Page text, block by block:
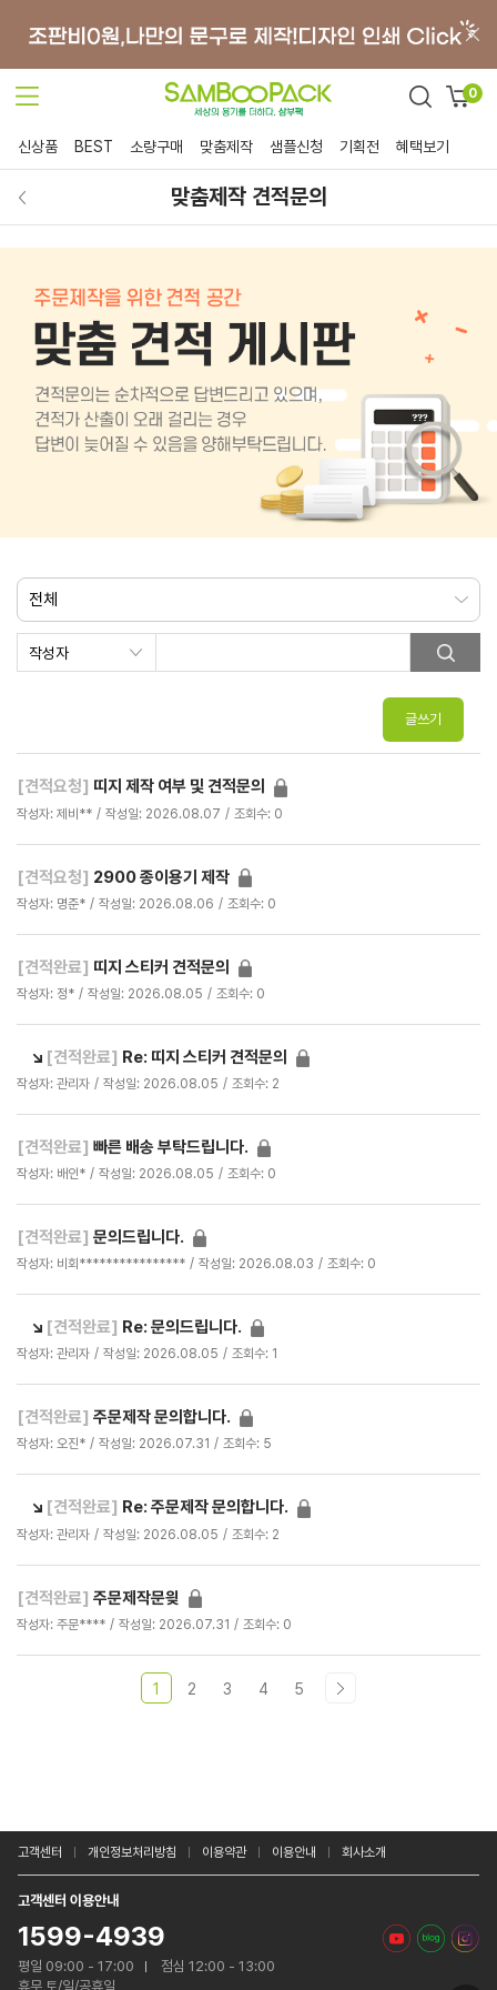
0
신상품 BEST 소량구매 맞춤제작 샘플신청 기획전 혜택보기
맞춤제작 견적문의
[견적요청] 띠지 제작 여부 및 견적문의
작성자: 제비** 작성일: 2026.08.07 조회수: 0
[견적요청] 2900 종이용기 제작
작성자: 명준* 작성일: 2026.08.06 조회수: 0
[견적완료] 띠지 스티커 견적문의
작성자: 정* 작성일: 2026.08.05 조회수: 0
↘ [견적완료] Re: 띠지 스티커 견적문의
작성자: 관리자 작성일: 2026.08.05 조회수: 2
[견적완료] 빠른 배송 부탁드립니다.
작성자: 배인* 작성일: 2026.08.05 조회수: 0
[견적완료] 문의드립니다.
작성자: 비회**************** 작성일: 2026.08.03 조회수: 0
↘ [견적완료] Re: 문의드립니다.
작성자: 관리자 작성일: 2026.08.05 조회수: 1
[견적완료] 주문제작 문의합니다.
작성자: 오진* 작성일: 2026.07.31 조회수: 5
↘ [견적완료] Re: 주문제작 문의합니다.
작성자: 관리자 작성일: 2026.08.05 조회수: 2
[견적완료] 주문제작문읮
작성자: 주문**** 작성일: 2026.07.31 조회수: 0
1 2 3 4 5
고객센터 개인정보처리방침 이용약관 이용안내 회사소개
고객센터 이용안내
1599-4939
평일 09:00 - 17:00
점심 12:00 - 13:00
휴무 토/일/공휴일